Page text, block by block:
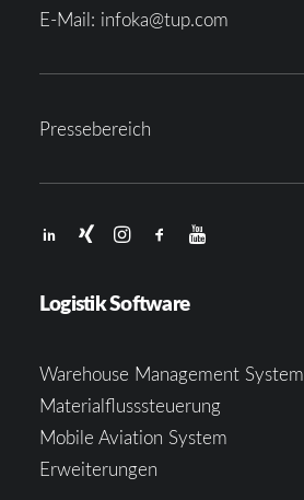
E-Mail: infoka@tup.com
Pressebereich
Logistik Software
Warehouse Management System
Materialflusssteuerung
Mobile Aviation System
Erweiterungen